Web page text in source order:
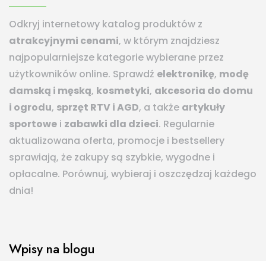
Odkryj internetowy katalog produktów z
atrakcyjnymi cenami, w którym znajdziesz
najpopularniejsze kategorie wybierane przez
użytkowników online. Sprawdź elektronikę, modę
damską i męską, kosmetyki, akcesoria do domu
i ogrodu, sprzęt RTV i AGD, a także artykuły
sportowe i zabawki dla dzieci. Regularnie
aktualizowana oferta, promocje i bestsellery
sprawiają, że zakupy są szybkie, wygodne i
opłacalne. Porównuj, wybieraj i oszczędzaj każdego
dnia!
Wpisy na blogu